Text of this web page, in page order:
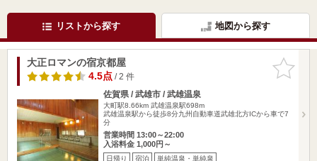
リストから探す 地図から探す
お気に入
りに追加
大正ロマンの宿京都屋
4.5点/ 2 件
佐賀県 / 武雄市 / 武雄温泉
大町駅8.66km 武雄温泉駅698m
武雄温泉駅から徒歩8分九州自動車道武雄北方ICから車で7
分
営業時間 13:00～22:00
入浴料金 1,000円～
日帰り 宿泊 単純温泉・単純泉